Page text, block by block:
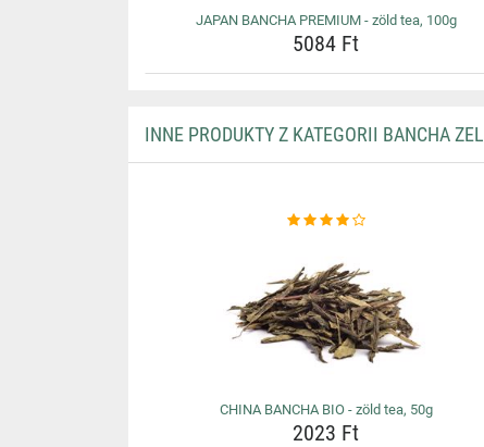
JAPAN BANCHA PREMIUM - zöld tea, 100g
5084 Ft
INNE PRODUKTY Z KATEGORII BANCHA
CHINA BANCHA BIO - zöld tea, 50g
2023 Ft